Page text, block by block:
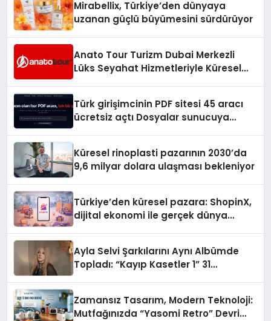
Mirabellix, Türkiye’den dünyaya
uzanan güçlü büyümesini sürdürüyor
Anato Tour Turizm Dubai Merkezli
Lüks Seyahat Hizmetleriyle Küresel
Türk girişimcinin PDF sitesi 45 aracı
ücretsiz açtı Dosyalar sunucuya
Küresel rinoplasti pazarının 2030’da
9,6 milyar dolara ulaşması bekleniyor
Türkiye’den küresel pazara: ShopinX,
dijital ekonomi ile gerçek dünya
Ayla Selvi Şarkılarını Aynı Albümde
Topladı: “Kayıp Kasetler 1” 31
Zamansız Tasarım, Modern Teknoloji:
Mutfağınızda “Yasomi Retro” Devri